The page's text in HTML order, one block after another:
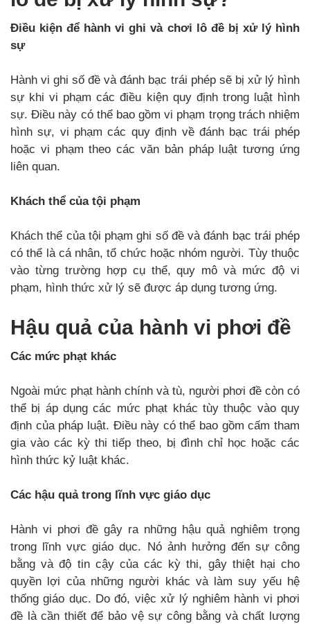
Điều kiện để hành vi ghi và chơi lô đề bị xử lý hình
sự
Hành vi ghi số đề và đánh bạc trái phép sẽ bị xử lý hình
sự khi vi phạm các điều kiện quy định trong luật hình
sự. Điều này có thể bao gồm vi phạm trọng trách nhiệm
hình sự, vi phạm các quy định về đánh bạc trái phép
hoặc vi phạm theo các văn bản pháp luật tương ứng
liên quan.
Khách thể của tội phạm
Khách thể của tội phạm ghi số đề và đánh bạc trái phép
có thể là cá nhân, tổ chức hoặc nhóm người. Tùy thuộc
vào từng trường hợp cụ thể, quy mô và mức độ vi
phạm, hình thức xử lý sẽ được áp dụng tương ứng.
Hậu quả của hành vi phơi đề
Các mức phạt khác
Ngoài mức phạt hành chính và tù, người phơi đề còn có
thể bị áp dụng các mức phạt khác tùy thuộc vào quy
định của pháp luật. Điều này có thể bao gồm cấm tham
gia vào các kỳ thi tiếp theo, bị đình chỉ học hoặc các
hình thức kỷ luật khác.
Các hậu quả trong lĩnh vực giáo dục
Hành vi phơi đề gây ra những hậu quả nghiêm trọng
trong lĩnh vực giáo dục. Nó ảnh hưởng đến sự công
bằng và độ tin cậy của các kỳ thi, gây thiệt hại cho
quyền lợi của những người khác và làm suy yếu hệ
thống giáo dục. Do đó, việc xử lý nghiêm hành vi phơi
đề là cần thiết để bảo vệ sự công bằng và chất lượng